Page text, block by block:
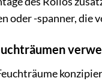
oder -spanner, die